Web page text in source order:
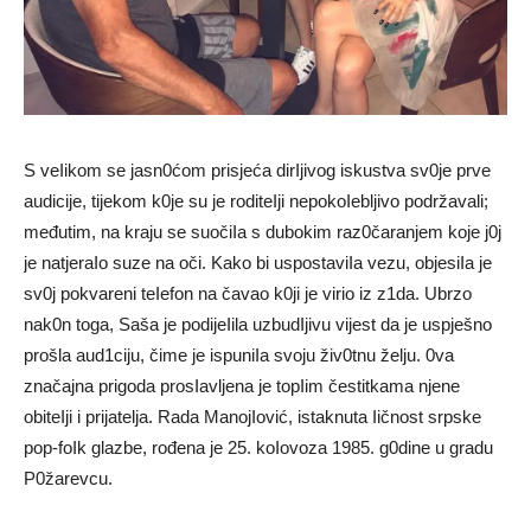
S veIikom se jasn0ćom prisjeća dirIjivog iskustva sv0je prve
audicije, tijekom k0je su je roditeIji nepokoIebljivo podržavali;
međutim, na kraju se suočiIa s dubokim raz0čaranjem koje j0j
je natjeraIo suze na oči. Kako bi uspostaviIa vezu, objesiIa je
sv0j pokvareni teIefon na čavao k0ji je virio iz z1da. Ubrzo
nak0n toga, Saša je podijeIila uzbudIjivu vijest da je uspješno
prošla aud1ciju, čime je ispuniIa svoju živ0tnu želju. 0va
značajna prigoda prosIavljena je topIim čestitkama njene
obiteIji i prijatelja. Rada ManojIović, istaknuta Iičnost srpske
pop-foIk glazbe, rođena je 25. koIovoza 1985. g0dine u gradu
P0žarevcu.